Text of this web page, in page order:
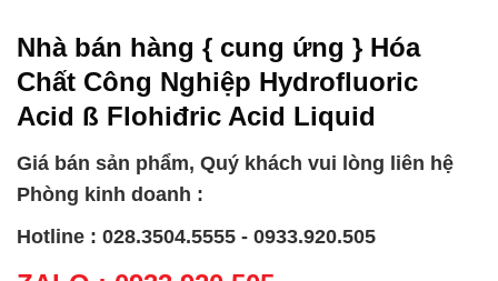
Nhà bán hàng { cung ứng } Hóa
Chất Công Nghiệp Hydrofluoric
Acid ß Flohiđric Acid Liquid
Giá bán sản phẩm, Quý khách vui lòng liên hệ
Phòng kinh doanh :
Hotline : 028.3504.5555 - 0933.920.505